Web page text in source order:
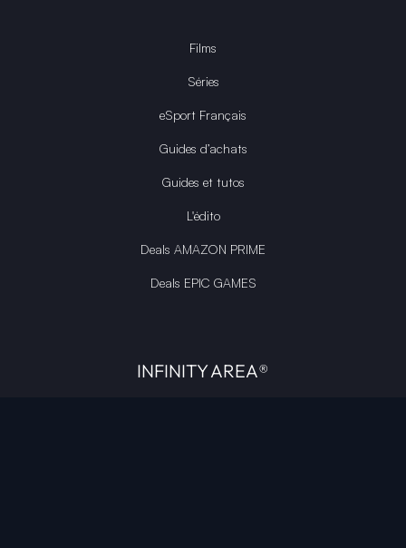
Films
Séries
eSport Français
Guides d’achats
Guides et tutos
L'édito
Deals AMAZON PRIME
Deals EPIC GAMES
INFINITY AREA®